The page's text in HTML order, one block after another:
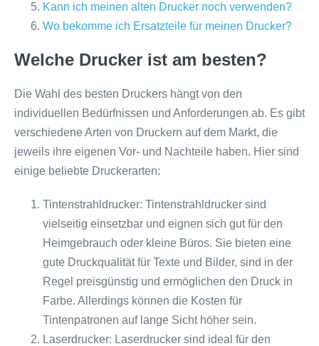
Kann ich meinen alten Drucker noch verwenden?
Wo bekomme ich Ersatzteile für meinen Drucker?
Welche Drucker ist am besten?
Die Wahl des besten Druckers hängt von den
individuellen Bedürfnissen und Anforderungen ab. Es gibt
verschiedene Arten von Druckern auf dem Markt, die
jeweils ihre eigenen Vor- und Nachteile haben. Hier sind
einige beliebte Druckerarten:
Tintenstrahldrucker: Tintenstrahldrucker sind
vielseitig einsetzbar und eignen sich gut für den
Heimgebrauch oder kleine Büros. Sie bieten eine
gute Druckqualität für Texte und Bilder, sind in der
Regel preisgünstig und ermöglichen den Druck in
Farbe. Allerdings können die Kosten für
Tintenpatronen auf lange Sicht höher sein.
Laserdrucker: Laserdrucker sind ideal für den